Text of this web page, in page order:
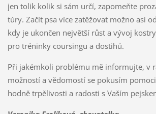
jen tolik kolik si sám určí, zapomeňte
túry. Začít psa více zatěžovat možno asi
kdy je ukončen největší růst a vývoj
pro tréninky coursingu a dostihů.
Při jakémkoli problému mě informujte, v
možností a vědomostí se pokusím
hodně trpělivosti a radosti s Vaším